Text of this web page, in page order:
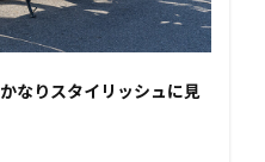
かなりスタイリッシュに見